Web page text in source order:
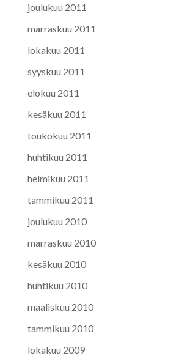
joulukuu 2011
marraskuu 2011
lokakuu 2011
syyskuu 2011
elokuu 2011
kesäkuu 2011
toukokuu 2011
huhtikuu 2011
helmikuu 2011
tammikuu 2011
joulukuu 2010
marraskuu 2010
kesäkuu 2010
huhtikuu 2010
maaliskuu 2010
tammikuu 2010
lokakuu 2009